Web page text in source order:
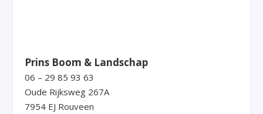
Prins Boom & Landschap
06 – 29 85 93 63
Oude Rijksweg 267A
7954 EJ Rouveen